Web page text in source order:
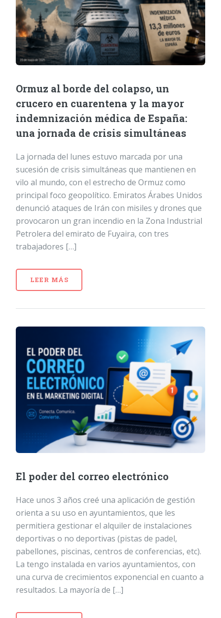
Ormuz al borde del colapso, un
crucero en cuarentena y la mayor
indemnización médica de España:
una jornada de crisis simultáneas
La jornada del lunes estuvo marcada por una
sucesión de crisis simultáneas que mantienen en
vilo al mundo, con el estrecho de Ormuz como
principal foco geopolítico. Emiratos Árabes Unidos
denunció ataques de Irán con misiles y drones que
provocaron un gran incendio en la Zona Industrial
Petrolera del emirato de Fuyaira, con tres
trabajadores […]
LEER MÁS
El poder del correo electrónico
Hace unos 3 años creé una aplicación de gestión
orienta a su uso en ayuntamientos, que les
permitiera gestionar el alquiler de instalaciones
deportivas o no deportivas (pistas de padel,
pabellones, piscinas, centros de conferencias, etc).
La tengo instalada en varios ayuntamientos, con
una curva de crecimientos exponencial en cuanto a
resultados. La mayoría de […]